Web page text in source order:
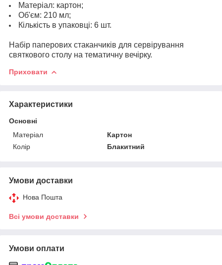
Матеріал: картон;
Об'єм: 210 мл;
Кількість в упаковці: 6 шт.
Набір паперових стаканчиків для сервірування
святкового столу на тематичну вечірку.
Приховати
Характеристики
Основні
Матеріал
Картон
Колір
Блакитний
Умови доставки
Нова Пошта
Всі умови доставки
Умови оплати